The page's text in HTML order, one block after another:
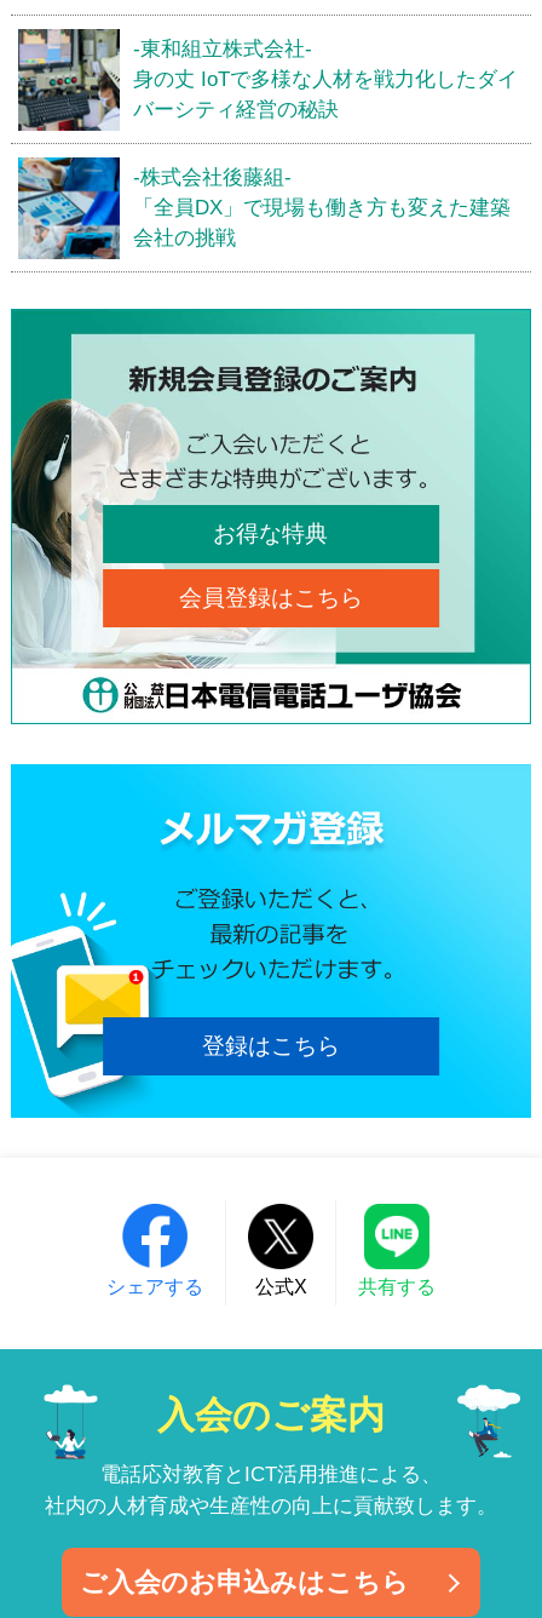
-東和組立株式会社-
身の丈 IoTで多様な人材を戦力化したダイ
バーシティ経営の秘訣
-株式会社後藤組-
「全員DX」で現場も働き方も変えた建築
会社の挑戦
お得な特典
会員登録はこちら
登録はこちら
シェアする 公式X 共有する
入会のご案内
電話応対教育とICT活用推進による、
社内の人材育成や生産性の向上に貢献致します。
ご入会のお申込みはこちら